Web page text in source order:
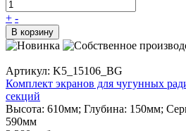
+ -
В корзину
Артикул: K5_15106_BG
Комплект экранов для чугунных
секций
Высота: 610мм; Глубина: 150мм;
590мм